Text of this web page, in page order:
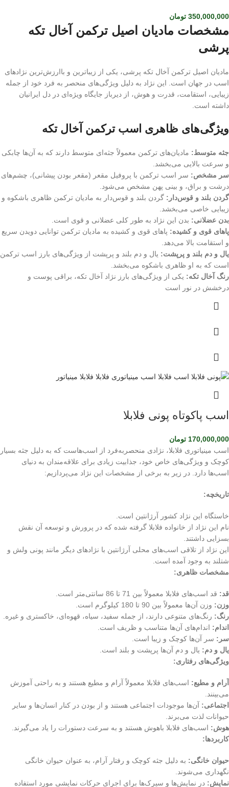
350,000,000 تومان
مشخصات مادیان اصیل ترکمن آخال تکه
پرشی
مادیان اصیل ترکمن آخال تکه پرشی، یکی از زیباترین و باارزش‌ترین نژادهای
اسب در جهان است. این نژاد به دلیل ویژگی‌های منحصر به فرد خود از جمله
زیبایی، استقامت، قدرت و هوش، از دیرباز جایگاه ویژه‌ای در دل ایرانیان
داشته است.
ویژگی‌های ظاهری اسب ترکمن آخال تکه
جثه متوسط: مادیان‌های ترکمن معمولاً جثه‌ای متوسط دارند که به آن‌ها چابکی
و سرعت بالایی می‌بخشد.
سر مشخص: سر اسب ترکمن با پروفیل مقعر (مقعر بودن پیشانی)، چشم‌های
درشت و براق، و بینی پهن مشخص می‌شود.
گردن بلند و قوس‌دار: گردن بلند و قوس‌دار به مادیان ترکمن ظاهری باشکوه و
زیبایی خاصی می‌بخشد.
بدن عضلانی: بدن این نژاد به طور کلی عضلانی و قوی است.
پاهای قوی و کشیده: پاهای قوی و کشیده به مادیان ترکمن توانایی دویدن سریع
و استقامت بالا می‌دهد.
یال و دم بلند و پرپشت: یال و دم بلند و پرپشت از ویژگی‌های بارز اسب ترکمن
است که به او ظاهری باشکوه می‌بخشد.
رنگ آخال تکه: یکی از ویژگی‌های بارز نژاد آخال تکه، براقی پوست و
درخشش در نور است
اسب پاکوتاه پونی فلابلا
170,000,000 تومان
اسب مینیاتوری فلابلا، نژادی منحصربه‌فرد از اسب‌هاست که به دلیل جثه بسیار
کوچک و ویژگی‌های خاص خود، جذابیت زیادی برای علاقه‌مندان به دنیای
اسب‌ها دارد. در زیر به برخی از مشخصات این نژاد می‌پردازیم:
تاریخچه:
خاستگاه این نژاد کشور آرژانتین است.
نام این نژاد از خانواده فلابلا گرفته شده که در پرورش و توسعه آن نقش
بسزایی داشتند.
این نژاد از تلاقی اسب‌های محلی آرژانتین با نژادهای دیگر مانند پونی ولش و
شتلند به وجود آمده است.
مشخصات ظاهری:
قد: قد اسب‌های فلابلا معمولاً بین 71 تا 86 سانتی‌متر است.
وزن: وزن آن‌ها معمولاً بین 90 تا 180 کیلوگرم است.
رنگ: رنگ‌های متنوعی دارند، از جمله سفید، سیاه، قهوه‌ای، خاکستری و غیره.
اندام: اندام‌های آن‌ها متناسب و ظریف است.
سر: سر آن‌ها کوچک و زیبا است.
یال و دم: یال و دم آن‌ها پرپشت و بلند است.
ویژگی‌های رفتاری:
آرام و مطیع: اسب‌های فلابلا معمولاً آرام و مطیع هستند و به راحتی آموزش
می‌بینند.
اجتماعی: آن‌ها موجودات اجتماعی هستند و از بودن در کنار انسان‌ها و سایر
حیوانات لذت می‌برند.
هوش: اسب‌های فلابلا باهوش هستند و به سرعت دستورات را یاد می‌گیرند.
کاربردها:
حیوان خانگی: به دلیل جثه کوچک و رفتار آرام، به عنوان حیوان خانگی
نگهداری می‌شوند.
نمایش: در نمایش‌ها و سیرک‌ها برای اجرای حرکات نمایشی مورد استفاده